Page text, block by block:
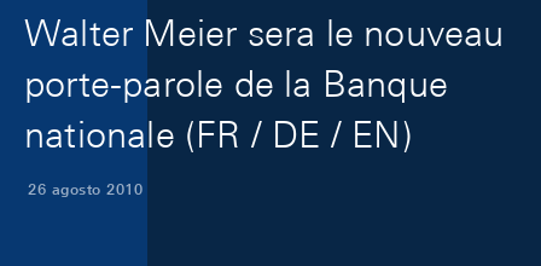
Walter Meier sera le nouveau
porte-parole de la Banque
nationale (FR / DE / EN)
26 agosto 2010